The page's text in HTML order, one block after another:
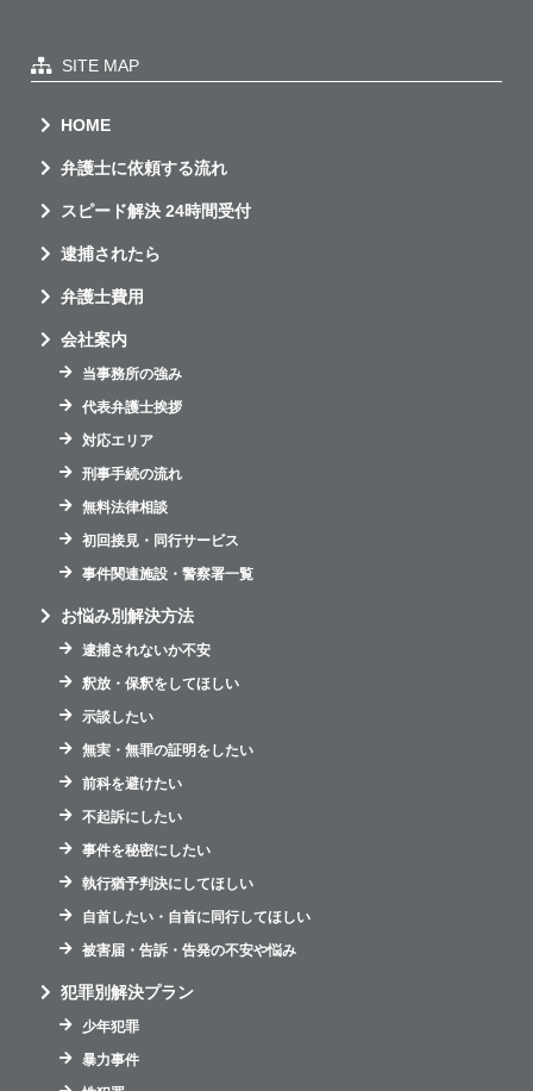
SITE MAP
HOME
弁護士に依頼する流れ
スピード解決 24時間受付
逮捕されたら
弁護士費用
会社案内
当事務所の強み
代表弁護士挨拶
対応エリア
刑事手続の流れ
無料法律相談
初回接見・同行サービス
事件関連施設・警察署一覧
お悩み別解決方法
逮捕されないか不安
釈放・保釈をしてほしい
示談したい
無実・無罪の証明をしたい
前科を避けたい
不起訴にしたい
事件を秘密にしたい
執行猶予判決にしてほしい
自首したい・自首に同行してほしい
被害届・告訴・告発の不安や悩み
犯罪別解決プラン
少年犯罪
暴力事件